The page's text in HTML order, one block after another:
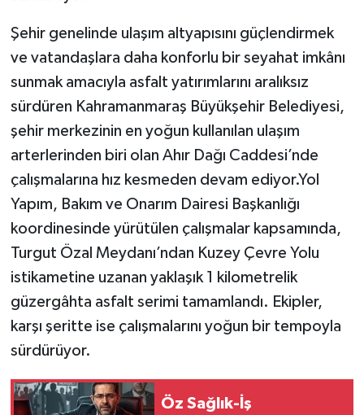
Şehir genelinde ulaşım altyapısını güçlendirmek
ve vatandaşlara daha konforlu bir seyahat imkânı
sunmak amacıyla asfalt yatırımlarını aralıksız
sürdüren Kahramanmaraş Büyükşehir Belediyesi,
şehir merkezinin en yoğun kullanılan ulaşım
arterlerinden biri olan Ahır Dağı Caddesi’nde
çalışmalarına hız kesmeden devam ediyor.Yol
Yapım, Bakım ve Onarım Dairesi Başkanlığı
koordinesinde yürütülen çalışmalar kapsamında,
Turgut Özal Meydanı’ndan Kuzey Çevre Yolu
istikametine uzanan yaklaşık 1 kilometrelik
güzergâhta asfalt serimi tamamlandı. Ekipler,
karşı şeritte ise çalışmalarını yoğun bir tempoyla
sürdürüyor.
Öz Sağlık-İş